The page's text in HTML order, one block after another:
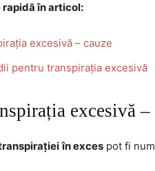
rapidă în articol:
excesivă – cauze
pentru transpirația excesivă
excesivă –
în exces pot fi